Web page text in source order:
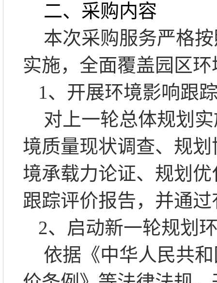
二、采购内容
本次采购服务严格
实施，全面覆盖园区
1、 开展环境影响跟
对上一轮总体规划
境质量现状调查、规
境承载力论证、规划
跟踪评价报告，并通
2、 启动新一轮规划
依据《中华人民共